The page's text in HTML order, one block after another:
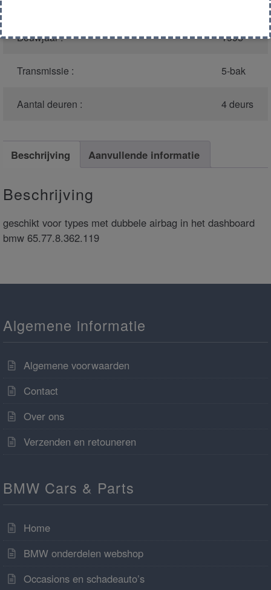
Bouwjaar : 1995
Transmissie : 5-bak
Aantal deuren : 4 deurs
Beschrijving Aanvullende informatie
Beschrijving
geschikt voor types met dubbele airbag in het dashboard
bmw 65.77.8.362.119
Algemene informatie
Algemene voorwaarden
Contact
Over ons
Verzenden en retouneren
BMW Cars & Parts
Home
BMW onderdelen webshop
Occasions en schadeauto’s